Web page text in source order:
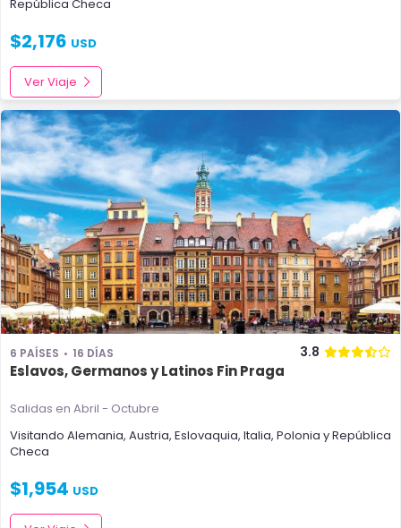
República Checa
$2,176 USD
Ver Viaje
6 PAÍSES 16 DÍAS 3.8
Eslavos, Germanos y Latinos Fin Praga
Salidas en Abril - Octubre
Visitando Alemania, Austria, Eslovaquia, Italia, Polonia yRepública
Checa
$1,954 USD